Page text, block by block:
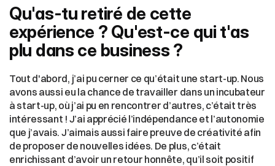
Qu'as-tu retiré de cette
expérience ? Qu'est-ce qui t'as
plu dans ce business ?
Tout d'abord, j’ai pu cerner ce qu’était une start-up. Nous
avons aussi eu la chance de travailler dans un incubateur
à start-up, où j’ai pu en rencontrer d’autres, c’était très
intéressant ! J’ai apprécié l’indépendance et l’autonomie
que j’avais. J’aimais aussi faire preuve de créativité afin
de proposer de nouvelles idées. De plus, c’était
enrichissant d’avoir un retour honnête, qu’il soit positif